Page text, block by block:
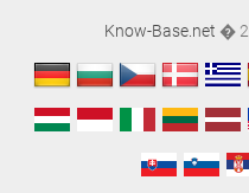
Know-Base.net �